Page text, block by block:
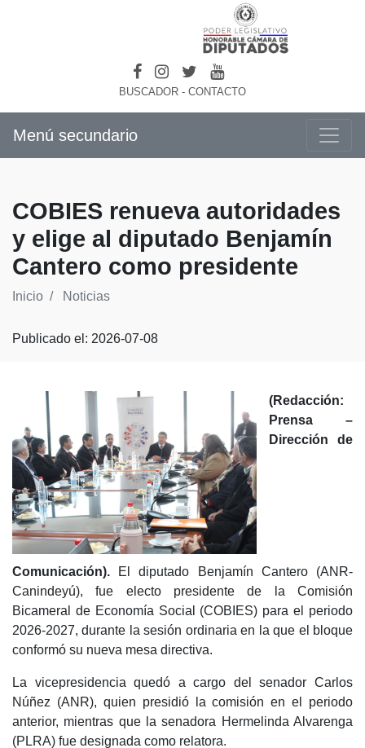
BUSCADOR - CONTACTO
Menú secundario
COBIES renueva autoridades
y elige al diputado Benjamín
Cantero como presidente
Inicio Noticias
Publicado el: 2026-07-08
(Redacción:
Prensa –
Dirección de
Comunicación).
El diputado Benjamín Cantero (ANR-
Canindeyú), fue electo presidente de la Comisión
Bicameral de Economía Social (COBIES) para el periodo
2026-2027, durante la sesión ordinaria en la que el bloque
conformó su nueva mesa directiva.
La vicepresidencia quedó a cargo del senador Carlos
Núñez (ANR), quien presidió la comisión en el periodo
anterior, mientras que la senadora Hermelinda Alvarenga
(PLRA) fue designada como relatora.